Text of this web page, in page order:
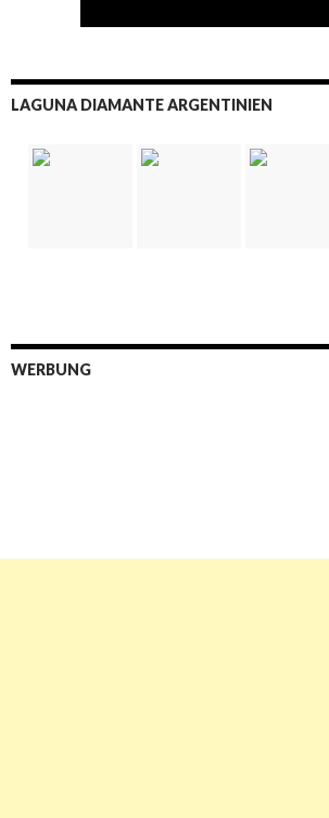
LAGUNA DIAMANTE ARGENTINIEN
WERBUNG